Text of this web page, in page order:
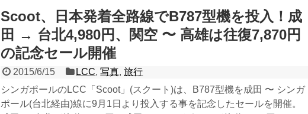
Scoot、日本発着全路線でB787型機を投入！成
田 → 台北4,980円、関空 〜 高雄は往復7,870円
の記念セール開催
2015/6/15 LCC,写真,旅行
シンガポールのLCC「Scoot」(スクート)は、B787型機を成田 〜 シンガ
ポール(台北経由)線に9月1日より投入する事を記念したセールを開催。